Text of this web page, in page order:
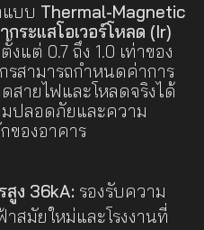
บบ Thermal-Magnetic
ระแสโอเวอร์โหลด (Ir)
แต่ 0.7 ถึง 1.0 เท่าของ
รสามารถกำหนดค่าการ
สายไฟและโหลดจริงได้
มปลอดภัยและความ
ของอาคาร
สูง 36kA: รองรับความ
สมัยใหม่และโรงงานที่